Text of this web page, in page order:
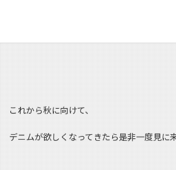
これから秋に向けて、
デニムが欲しくなってきたら是非一度見に